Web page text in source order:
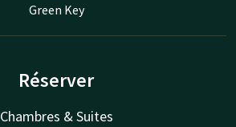
Green Key
Réserver
Chambres & Suites